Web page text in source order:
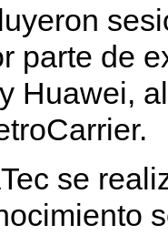
parte de
Huawei,
se